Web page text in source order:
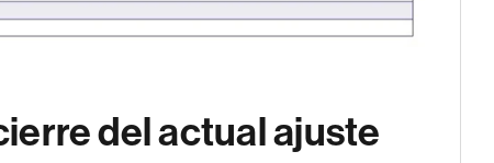
del actual ajuste